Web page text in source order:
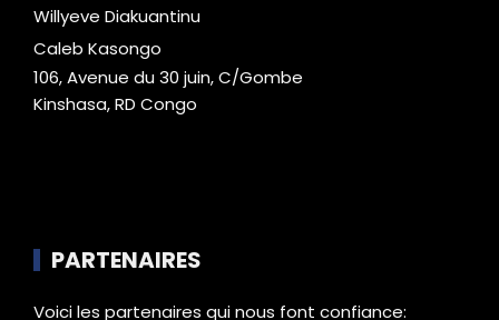
Willyeve Diakuantinu
Caleb Kasongo
106, Avenue du 30 juin, C/Gombe
Kinshasa, RD Congo
PARTENAIRES
Voici les partenaires qui nous font confiance: